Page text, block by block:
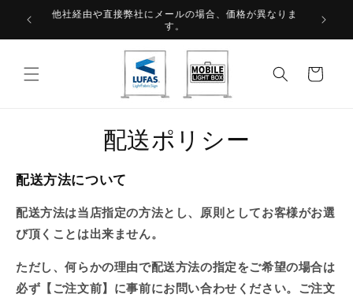
ンツに
くなり
他社経由や直接弊社にメールの場合、価格が異なりま
す。
【
リ
配送ポリシー
配送方法について
配送方法は当店指定の方法とし、原則としてお客様がお選
び頂くことは出来ません。
ただし、何らかの理由で配送方法の指定をご希望の場合は
必ず【ご注文前】に事前にお問い合わせください。ご注文